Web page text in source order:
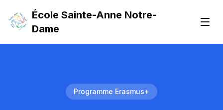
École Sainte-Anne Notre-
Dame
Programme Erasmus+